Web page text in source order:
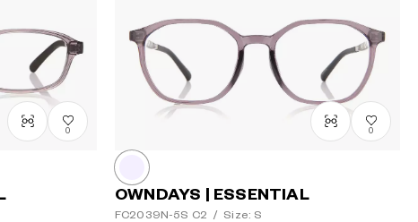
Urutan
termurah
Urutan
termahal
0 0
OWNDAYS | ESSENTIAL
FC2039N-5S C2 / Size: S